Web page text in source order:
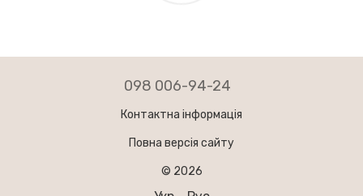
098 006-94-24
Контактна інформація
Повна версія сайту
© 2026